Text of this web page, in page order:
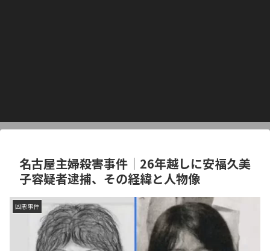
名古屋主婦殺害事件｜26年越しに安福久美
子容疑者逮捕、その経緯と人物像
凶悪事件